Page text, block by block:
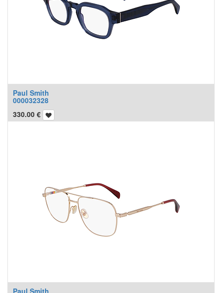
Paul Smith
000032328
330.00 €
Paul Smith